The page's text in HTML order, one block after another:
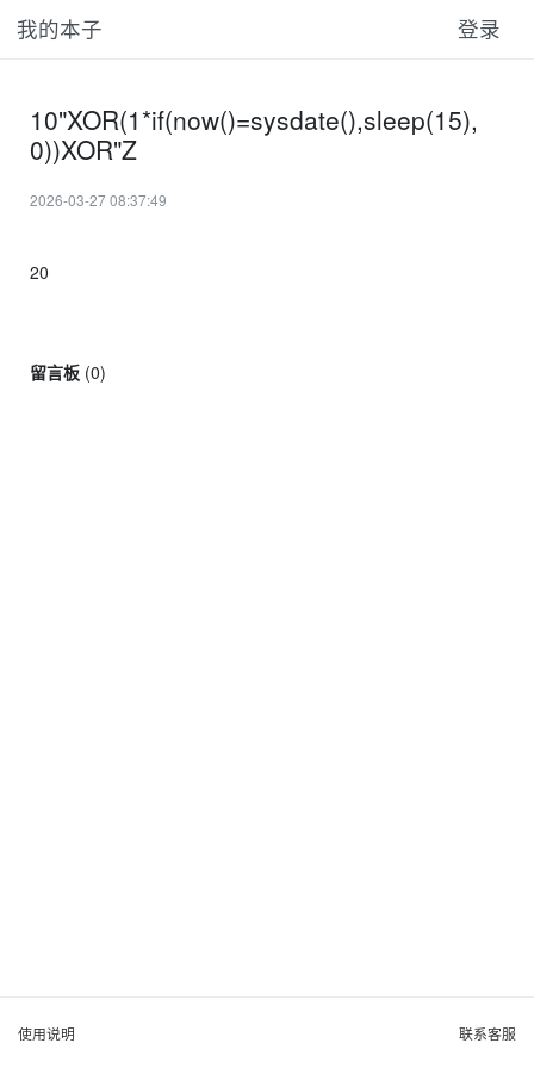
我的本子 登录
10"XOR(1*if(now()=sysdate(),sleep(15),
0))XOR"Z
2026-03-27 08:37:49
20
留言板(0)
使用说明 联系客服